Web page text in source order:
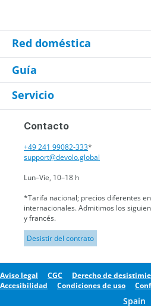
Red doméstica
Guía
Servicio
Contacto
+49 241 99082-333*
support@devolo.global
Lun–Vie, 10–18 h
*Tarifa nacional; precios diferentes
internacionales. Admitimos los
y francés.
Desistir del contrato
Aviso legal CGC Derecho de
Accesibilidad
Condiciones de uso
Spain